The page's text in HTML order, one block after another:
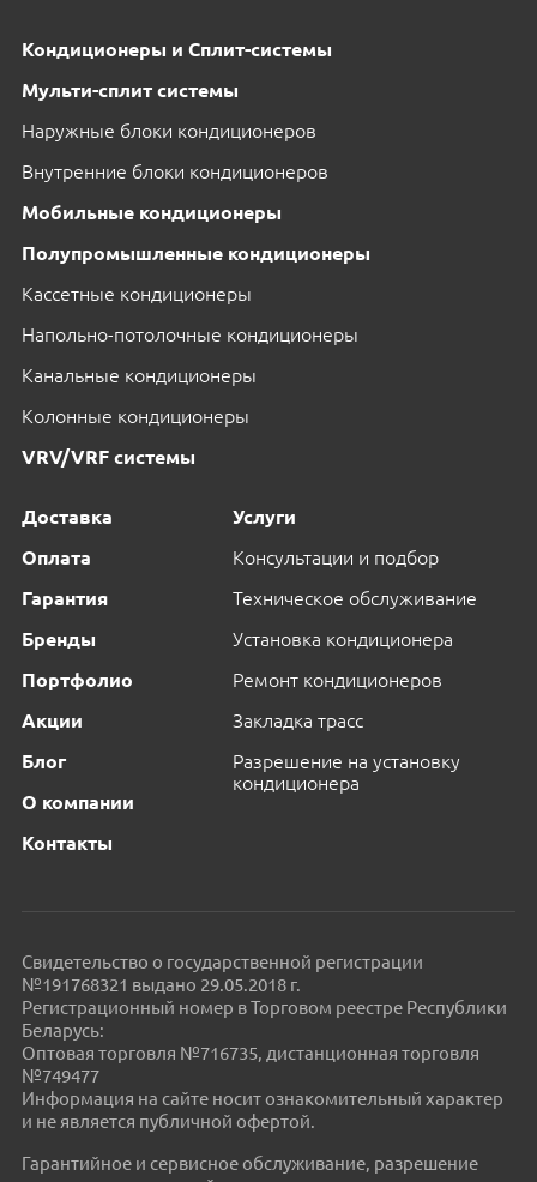
Кондиционеры и Сплит-системы
Мульти-сплит системы
Наружные блоки кондиционеров
Внутренние блоки кондиционеров
Мобильные кондиционеры
Полупромышленные кондиционеры
Кассетные кондиционеры
Напольно-потолочные кондиционеры
Канальные кондиционеры
Колонные кондиционеры
VRV/VRF системы
Доставка
Оплата
Гарантия
Бренды
Портфолио
Акции
Блог
О компании
Контакты
Услуги
Консультации и подбор
Техническое обслуживание
Установка кондиционера
Ремонт кондиционеров
Закладка трасс
Разрешение на установку
кондиционера
Свидетельство о государственной регистрации
№191768321 выдано 29.05.2018 г.
Регистрационный номер в Торговом реестре Республики
Беларусь:
Оптовая торговля №716735, дистанционная торговля
№749477
Информация на сайте носит ознакомительный характер
и не является публичной офертой.
Гарантийное и сервисное обслуживание, разрешение